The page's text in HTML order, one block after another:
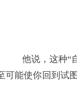
他说，这种“
能使你回到试